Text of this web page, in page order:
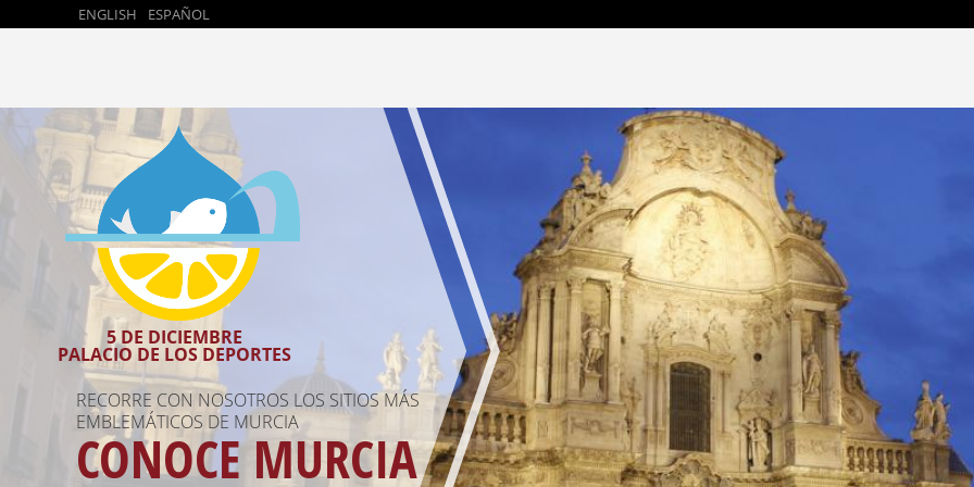
ENGLISH ESPAÑOL
R
U
P
A
L
D
A
Y
RECORRE CON NOSOTROS LOS SITIOS MÁS
EMBLEMÁTICOS DE MURCIA
CONOCE MURCIA
NO TE PODRÁS IR SIN PROBAR LOS PASTELES
DE CARNE Y LAS MARINERAS.
VENTE DE TAPAS
COLABORADOR DEL DRUPAL DAY MURCIA 2015
MURCIA LAN
5 DE DICIEMBRE
PALACIO DE LOS DEPORTES